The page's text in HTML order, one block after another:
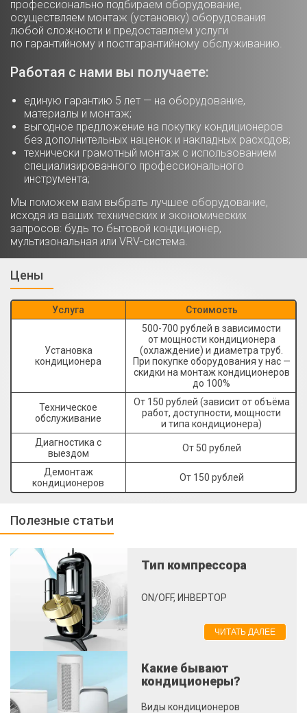
профессионально подбираем оборудование,
осуществляем монтаж (установку) оборудования
любой сложности и предоставляем услуги
по гарантийному и постгарантийному обслуживанию.
Работая с нами вы получаете:
единую гарантию 5 лет — на оборудование,
материалы и монтаж;
выгодное предложение на покупку кондиционеров
без дополнительных наценок и накладных расходов;
технически грамотный монтаж с использованием
специализированного профессионального
инструмента;
Мы поможем вам выбрать лучшее оборудование,
исходя из ваших технических и экономических
запросов: будь то бытовой кондиционер,
мультизональная или VRV-система.
Цены
Услуга Стоимость
Установка
кондиционера
500-700 рублей в зависимости
от мощности кондиционера
(охлаждение) и диаметра труб.
При покупке оборудования у нас —
скидки на монтаж кондиционеров
до 100%
Техническое
обслуживание
От 150 рублей (зависит от объёма
работ, доступности, мощности
и типа кондиционера)
Диагностика с
выездом
От 50 рублей
Демонтаж
кондиционеров
От 150 рублей
Полезные статьи
Тип компрессора
ON/OFF, ИНВЕРТОР
ЧИТАТЬ ДАЛЕЕ
Какие бывают
кондиционеры?
Виды кондиционеров